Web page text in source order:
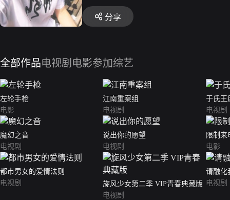
年凭借在《笑吧，东海》中塑造的东海一角
赏新人奖。2013年凭借在《奇皇后》中塑造
r》，凭借徐贞厚一角获得KBS演技大赏男子
韩国播出。2019年9月，主演的tvN周末剧《
昌旭在江原道铁原部队服完兵役退伍,结束服役
分享
全部作品电视剧 电影参加综艺
左轮手枪
电影
江南重案组
电视剧
于氏王
电视剧
魔幻之音
电视剧
说出你的愿望
电视剧
限制来
电影
都市男女的爱情法则
电视剧
旋风少女第二季 VIP青春典藏版
电视剧
请融化
电视剧